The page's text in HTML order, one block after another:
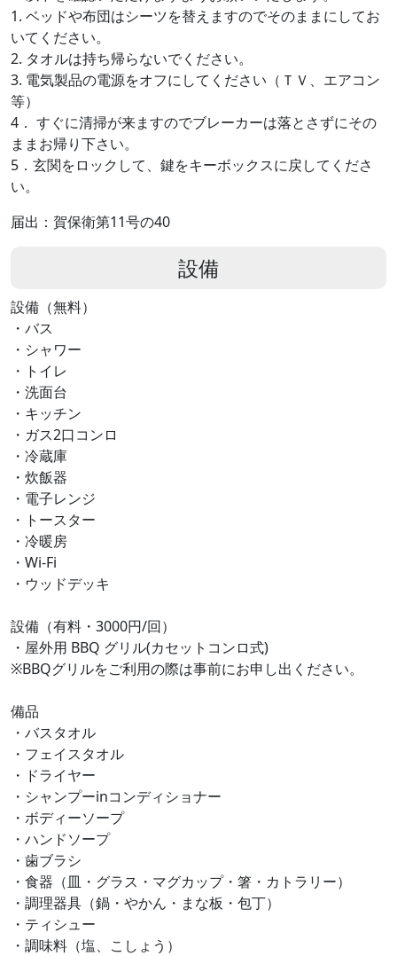
1. ベッドや布団はシーツを替えますのでそのままにしてお
いてください。
2. タオルは持ち帰らないでください。
3. 電気製品の電源をオフにしてください（ＴＶ、エアコン
等）
4． すぐに清掃が来ますのでブレーカーは落とさずにその
ままお帰り下さい。
5．玄関をロックして、鍵をキーボックスに戻してくださ
い。
届出：賀保衛第11号の40
設備
設備（無料）
・バス
・シャワー
・トイレ
・洗面台
・キッチン
・ガス2口コンロ
・冷蔵庫
・炊飯器
・電子レンジ
・トースター
・冷暖房
・Wi-Fi
・ウッドデッキ
設備（有料・3000円/回）
・屋外用 BBQ グリル(カセットコンロ式)
※BBQグリルをご利用の際は事前にお申し出ください。
備品
・バスタオル
・フェイスタオル
・ドライヤー
・シャンプーinコンディショナー
・ボディーソープ
・ハンドソープ
・歯ブラシ
・食器（皿・グラス・マグカップ・箸・カトラリー）
・調理器具（鍋・やかん・まな板・包丁）
・ティシュー
・調味料（塩、こしょう）